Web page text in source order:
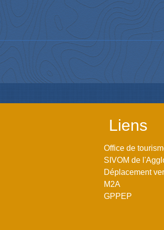
Liens
Office de
SIVOM de
Déplacement
M2A
GPPEP